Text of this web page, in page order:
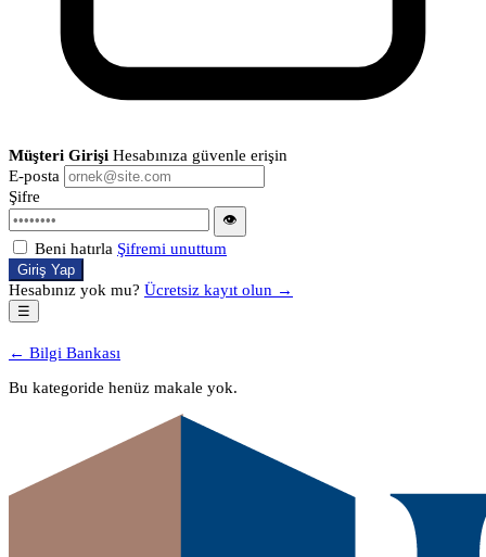
Müşteri Girişi Hesabınıza güvenle erişin
E-posta
Şifre
👁
Beni hatırla Şifremi unuttum
Giriş Yap
Hesabınız yok mu? Ücretsiz kayıt olun →
☰
← Bilgi Bankası
Bu kategoride henüz makale yok.